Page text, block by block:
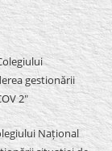
gestionării
2″
Național